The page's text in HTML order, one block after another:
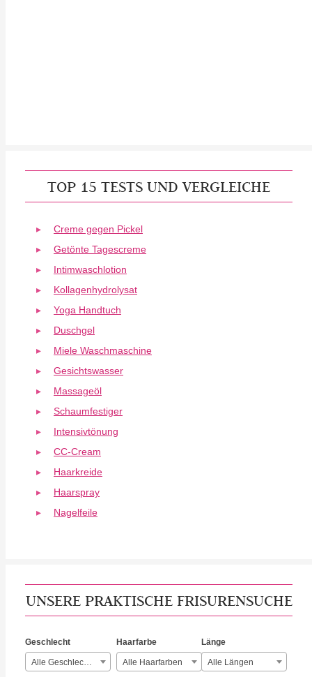
TOP 15 TESTS UND VERGLEICHE
Creme gegen Pickel
Getönte Tagescreme
Intimwaschlotion
Kollagenhydrolysat
Yoga Handtuch
Duschgel
Miele Waschmaschine
Gesichtswasser
Massageöl
Schaumfestiger
Intensivtönung
CC-Cream
Haarkreide
Haarspray
Nagelfeile
UNSERE PRAKTISCHE FRISURENSUCHE
Geschlecht
Alle Geschlechter
Haarfarbe
Alle Haarfarben
Länge
Alle Längen